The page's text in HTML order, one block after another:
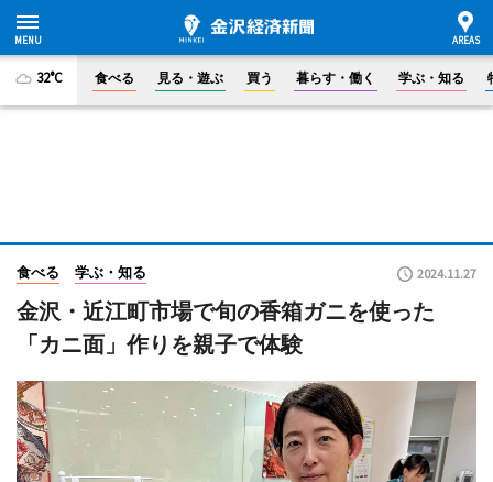
32°C 食べる 見る・遊ぶ 買う 暮らす・働く 学ぶ・知る
食べる 学ぶ・知る 2024.11.27
金沢・近江町市場で旬の香箱ガニを使った
「カニ面」作りを親子で体験